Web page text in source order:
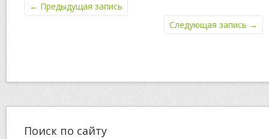
← Предыдущая запись
Следующая запись →
Поиск по сайту